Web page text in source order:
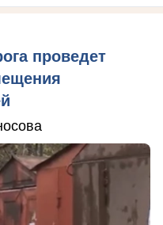
проведет